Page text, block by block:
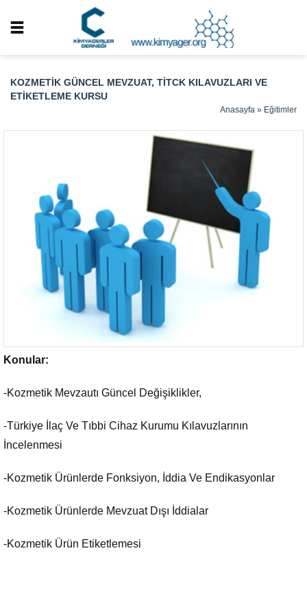
KOZMETIK GÜNCEL MEVZUAT, TITCK KILAVUZLARI VE
ETIKETLEME KURSU
Anasayfa » Eğitimler
Konular:
-Kozmetik Mevzautı Güncel Değişiklikler,
-Türkiye İlaç Ve Tıbbi Cihaz Kurumu Kılavuzlarının
İncelenmesi
-Kozmetik Ürünlerde Fonksiyon, İddia Ve Endikasyonlar
-Kozmetik Ürünlerde Mevzuat Dışı İddialar
-Kozmetik Ürün Etiketlemesi